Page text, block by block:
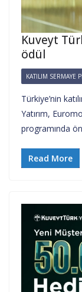
Kuveyt
ödül
KATILIM SERMAYE
Türkiye’nin
Yatırım,
programında
Read More